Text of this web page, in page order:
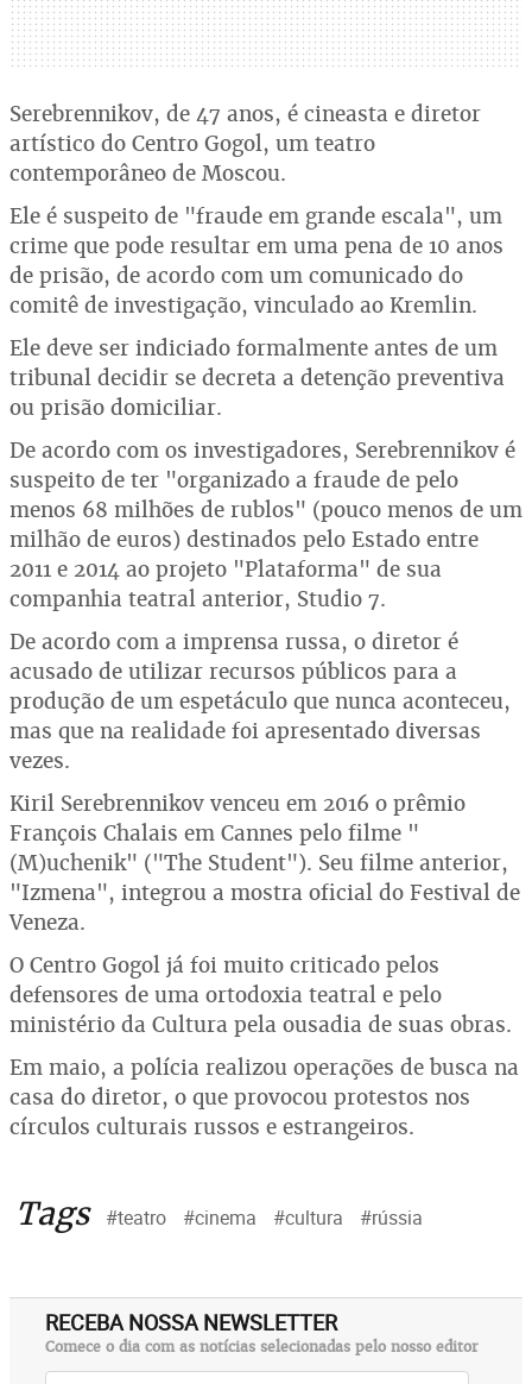
Serebrennikov, de 47 anos, é cineasta e diretor
artístico do Centro Gogol, um teatro
contemporâneo de Moscou.
Ele é suspeito de "fraude em grande escala", um
crime que pode resultar em uma pena de 10 anos
de prisão, de acordo com um comunicado do
comitê de investigação, vinculado ao Kremlin.
Ele deve ser indiciado formalmente antes de um
tribunal decidir se decreta a detenção preventiva
ou prisão domiciliar.
De acordo com os investigadores, Serebrennikov é
suspeito de ter "organizado a fraude de pelo
menos 68 milhões de rublos" (pouco menos de um
milhão de euros) destinados pelo Estado entre
2011 e 2014 ao projeto "Plataforma" de sua
companhia teatral anterior, Studio 7.
De acordo com a imprensa russa, o diretor é
acusado de utilizar recursos públicos para a
produção de um espetáculo que nunca aconteceu,
mas que na realidade foi apresentado diversas
vezes.
Kiril Serebrennikov venceu em 2016 o prêmio
François Chalais em Cannes pelo filme "
(M)uchenik" ("The Student"). Seu filme anterior,
"Izmena", integrou a mostra oficial do Festival de
Veneza.
O Centro Gogol já foi muito criticado pelos
defensores de uma ortodoxia teatral e pelo
ministério da Cultura pela ousadia de suas obras.
Em maio, a polícia realizou operações de busca na
casa do diretor, o que provocou protestos nos
círculos culturais russos e estrangeiros.
Tags #teatro #cinema #cultura #rússia
RECEBA NOSSA NEWSLETTER
Comece o dia com as notícias selecionadas pelo nosso editor